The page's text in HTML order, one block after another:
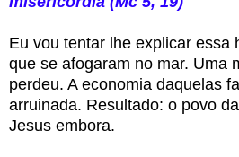
Eu vou tentar lhe explicar essa
que se afogaram no mar. Uma
perdeu. A economia daquelas
arruinada. Resultado: o povo
Jesus embora.